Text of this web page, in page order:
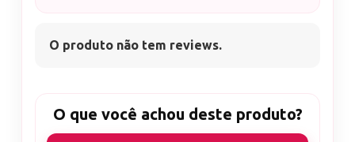
O produto não tem reviews.
O que você achou deste produto?